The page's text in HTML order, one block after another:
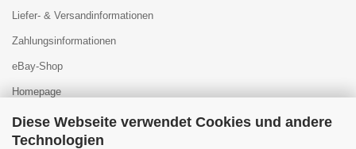
Diese Webseite verwendet Cookies und andere
Technologien
Liefer- & Versandinformationen
Zahlungsinformationen
eBay-Shop
Homepage